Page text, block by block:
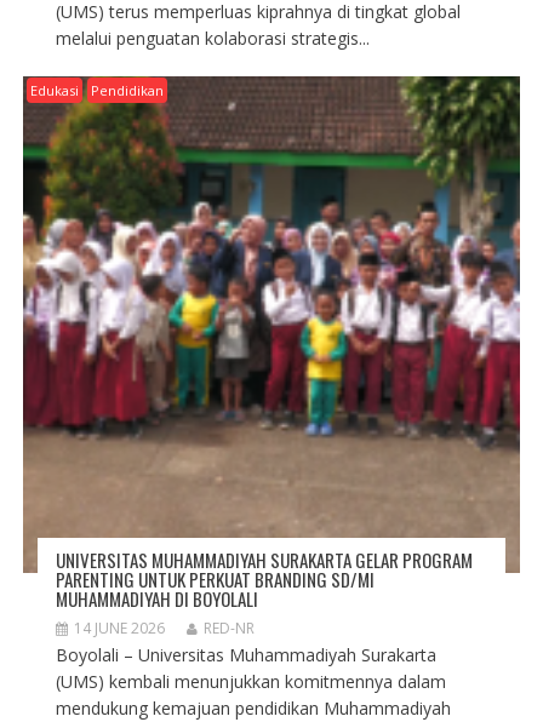
(UMS) terus memperluas kiprahnya di tingkat global
melalui penguatan kolaborasi strategis...
Edukasi Pendidikan
UNIVERSITAS MUHAMMADIYAH SURAKARTA GELAR PROGRAM
PARENTING UNTUK PERKUAT BRANDING SD/MI
MUHAMMADIYAH DI BOYOLALI
14 JUNE 2026 RED-NR
Boyolali – Universitas Muhammadiyah Surakarta
(UMS) kembali menunjukkan komitmennya dalam
mendukung kemajuan pendidikan Muhammadiyah